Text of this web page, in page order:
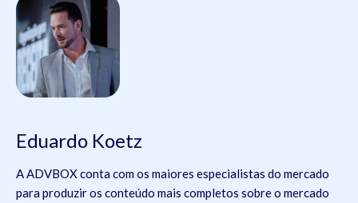
Eduardo Koetz
A ADVBOX conta com os maiores especialistas do mercado
para produzir os conteúdo mais completos sobre o mercado